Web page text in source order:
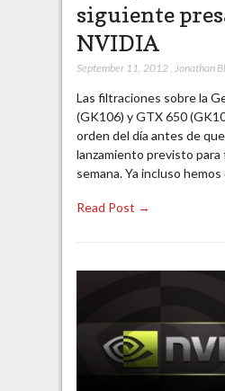
siguiente
NVIDIA
September 11, 2012, Jonathan
Las filtraciones sobre la
(GK106) y GTX 650
orden del día antes de
lanzamiento previsto para
semana. Ya incluso
Read Post →